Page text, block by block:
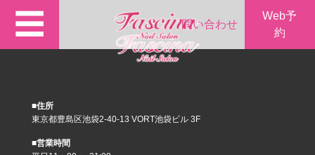
☰ 問い合わせ
Web予
約
■住所
東京都豊島区池袋2-40-13 VORT池袋ビル 3F
■営業時間